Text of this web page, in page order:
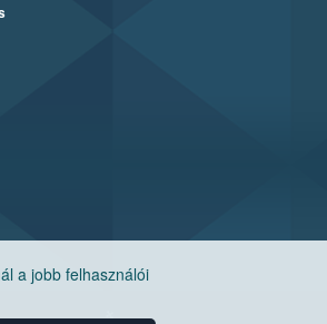
a jobb felhasználói